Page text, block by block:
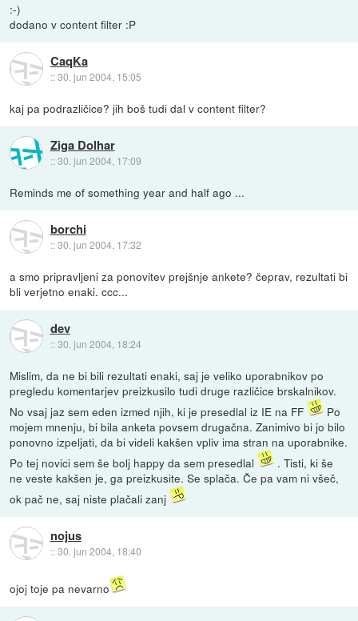
:-)
dodano v content filter :P
CaqKa
::30. jun 2004, 15:05
kaj pa podrazličice? jih boš tudi dal v content filter?
Ziga Dolhar
::30. jun 2004, 17:09
Reminds me of something year and half ago ...
borchi
::30. jun 2004, 17:32
a smo pripravljeni za ponovitev prejšnje ankete? čeprav, rezultati bi
bli verjetno enaki. ccc...
dev
::30. jun 2004, 18:24
Mislim, da ne bi bili rezultati enaki, saj je veliko uporabnikov po
pregledu komentarjev preizkusilo tudi druge različice brskalnikov.
No vsaj jaz sem eden izmed njih, ki je presedlal iz IE na FF
Po
mojem mnenju, bi bila anketa povsem drugačna. Zanimivo bi jo bilo
ponovno izpeljati, da bi videli kakšen vpliv ima stran na uporabnike.
Po tej novici sem še bolj happy da sem presedlal
. Tisti, ki še
ne veste kakšen je, ga preizkusite. Se splača. Če pa vam ni všeč,
ok pač ne, saj niste plačali zanj
nojus
::30. jun 2004, 18:40
ojoj toje pa nevarno